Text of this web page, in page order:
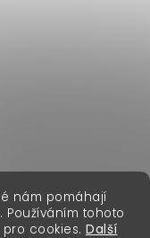
nám pomáhají
Používáním tohoto
cookies. Další
práva vyhrazena.